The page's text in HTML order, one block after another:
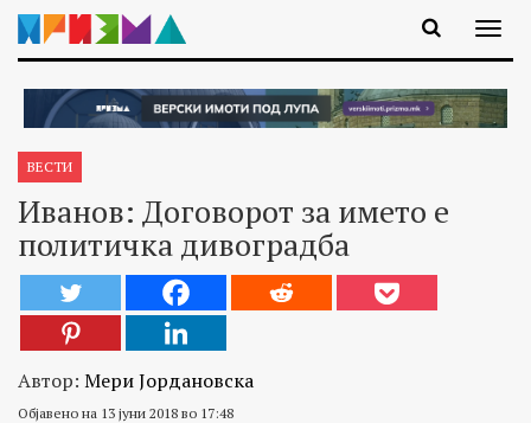
ВЕСТИ
Иванов: Договорот за името е
политичка дивоградба
Автор: Мери Јордановска
Објавено на 13 јуни 2018 во 17:48